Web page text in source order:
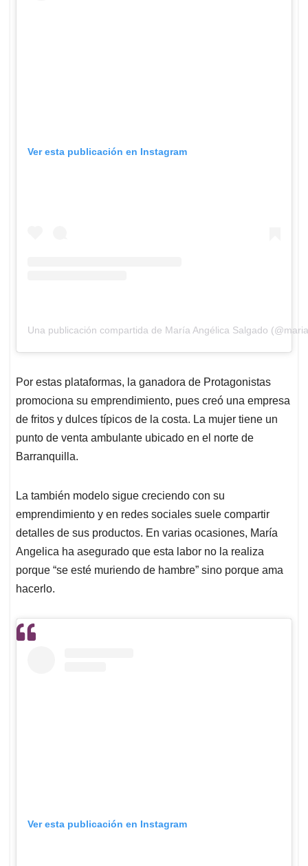
Ver esta publicación en Instagram
Una publicación compartida de María Angélica Salgado
Por estas plataformas, la ganadora de Protagonistas
promociona su emprendimiento, pues creó una empresa
de fritos y dulces típicos de la costa. La mujer tiene un
punto de venta ambulante ubicado en el norte de
Barranquilla.
La también modelo sigue creciendo con su
emprendimiento y en redes sociales suele compartir
detalles de sus productos. En varias ocasiones, María
Angelica ha asegurado que esta labor no la realiza
porque “se esté muriendo de hambre” sino porque ama
hacerlo.
Ver esta publicación en Instagram